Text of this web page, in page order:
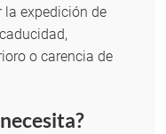
la expedición de
o carencia de